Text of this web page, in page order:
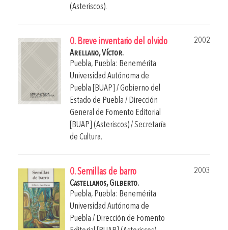
(Asteriscos).
0. Breve inventario del olvido
2002
Arellano, Víctor.
Puebla, Puebla: Benemérita
Universidad Autónoma de
Puebla [BUAP] / Gobierno del
Estado de Puebla / Dirección
General de Fomento Editorial
[BUAP] (Asteriscos) / Secretaría
de Cultura.
0. Semillas de barro
2003
Castellanos, Gilberto.
Puebla, Puebla: Benemérita
Universidad Autónoma de
Puebla / Dirección de Fomento